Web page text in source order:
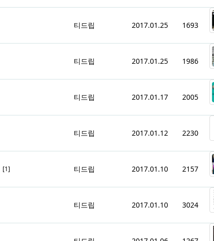
티드립 2017.01.25 1693
티드립 2017.01.25 1986
티드립 2017.01.17 2005
티드립 2017.01.12 2230
[1] 티드립 2017.01.10 2157
티드립 2017.01.10 3024